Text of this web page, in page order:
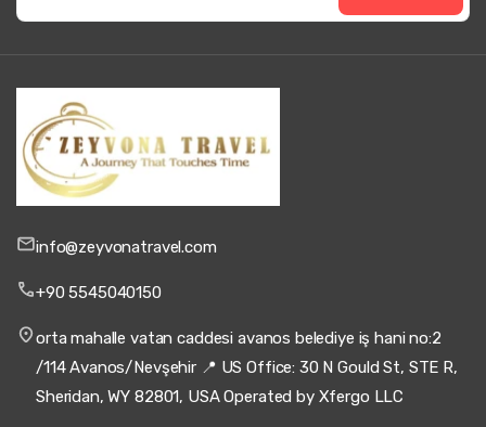
info@zeyvonatravel.com
+90 5545040150
orta mahalle vatan caddesi avanos belediye iş hani no:2
/114 Avanos/Nevşehir 📍 US Office: 30 N Gould St, STE R,
Sheridan, WY 82801, USA Operated by Xfergo LLC